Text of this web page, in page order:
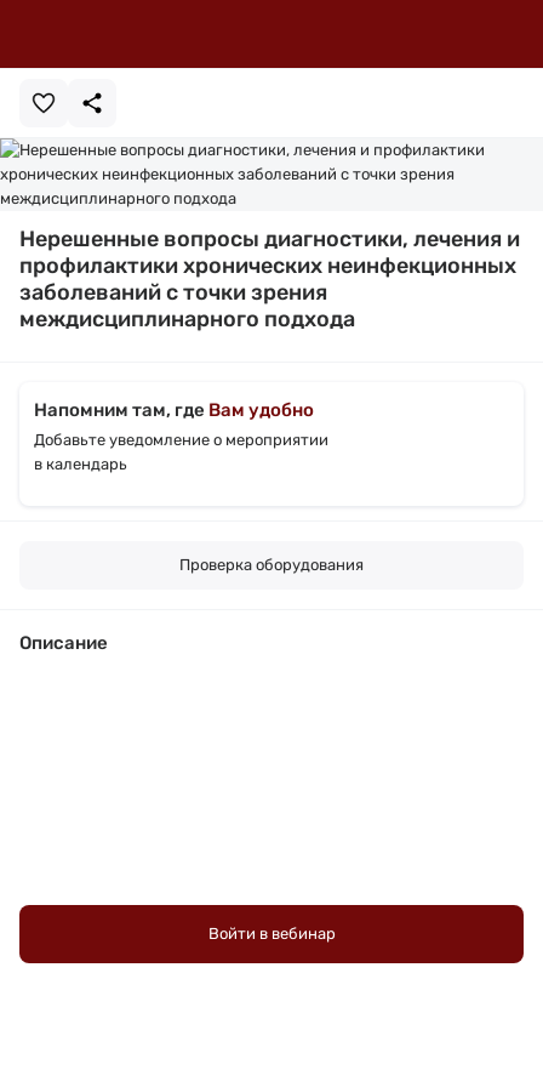
Нерешенные вопросы диагностики, лечения и
профилактики хронических неинфекционных
заболеваний с точки зрения
междисциплинарного подхода
Напомним там, где Вам удобно
Добавьте уведомление о мероприятии
в календарь
Проверка оборудования
Описание
Войти в вебинар